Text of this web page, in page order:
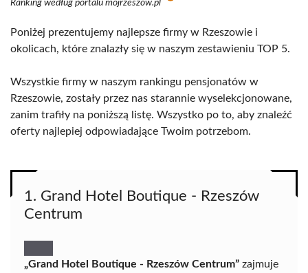
Ranking według portalu mojrzeszow.pl
Poniżej prezentujemy najlepsze firmy w Rzeszowie i
okolicach, które znalazły się w naszym zestawieniu TOP 5.
Wszystkie firmy w naszym rankingu pensjonatów w
Rzeszowie, zostały przez nas starannie wyselekcjonowane,
zanim trafiły na poniższą listę. Wszystko po to, aby znaleźć
oferty najlepiej odpowiadające Twoim potrzebom.
1. Grand Hotel Boutique - Rzeszów
Centrum
„Grand Hotel Boutique - Rzeszów Centrum” zajmuje